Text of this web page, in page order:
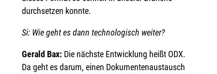
durchsetzen konnte.
Si: Wie geht es dann technologisch weiter?
Gerald Bax: Die nächste Entwicklung heißt ODX.
Da geht es darum, einen Dokumentenaustausch